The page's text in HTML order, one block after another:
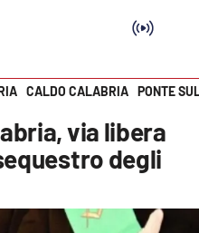
CALDO CALABRIA PONTE
via libera
degli